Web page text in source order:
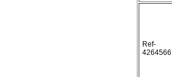
Ref-
4264566